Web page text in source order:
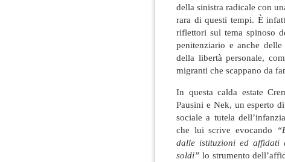
della sinistra radicale con
rara di questi tempi. È
riflettori sul tema spinoso
penitenziario e anche
della libertà personale,
migranti che scappano da
In questa calda estate
Pausini e Nek, un esperto
sociale a tutela
che lui scrive evocando
dalle istituzioni ed
soldi” lo strumento